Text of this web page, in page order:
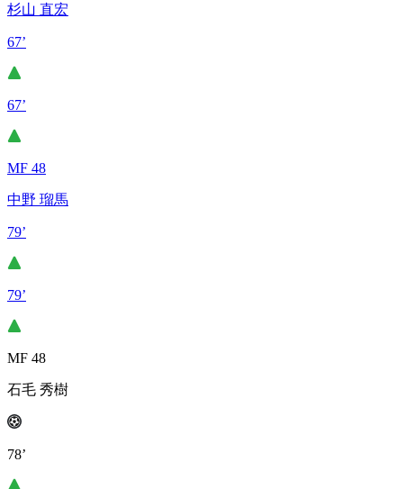
杉山 直宏
67’
67’
MF 48
中野 瑠馬
79’
79’
MF 48
石毛 秀樹
78’